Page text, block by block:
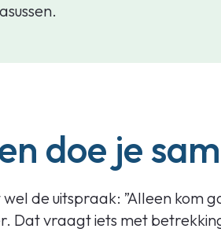
doe je
de uitspraak: ”Alleen kom
Dat vraagt iets met